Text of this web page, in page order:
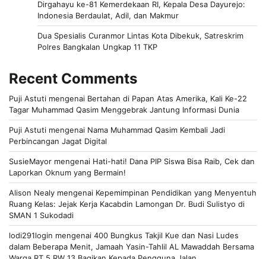
Dirgahayu ke-81 Kemerdekaan RI, Kepala Desa Dayurejo:
Indonesia Berdaulat, Adil, dan Makmur
Dua Spesialis Curanmor Lintas Kota Dibekuk, Satreskrim
Polres Bangkalan Ungkap 11 TKP
Recent Comments
Puji Astuti mengenai Bertahan di Papan Atas Amerika, Kali Ke-22
Tagar Muhammad Qasim Menggebrak Jantung Informasi Dunia
Puji Astuti mengenai Nama Muhammad Qasim Kembali Jadi
Perbincangan Jagat Digital
SusieMayor mengenai Hati-hati! Dana PIP Siswa Bisa Raib, Cek dan
Laporkan Oknum yang Bermain!
Alison Nealy mengenai Kepemimpinan Pendidikan yang Menyentuh
Ruang Kelas: Jejak Kerja Kacabdin Lamongan Dr. Budi Sulistyo di
SMAN 1 Sukodadi
lodi291login mengenai 400 Bungkus Takjil Kue dan Nasi Ludes
dalam Beberapa Menit, Jamaah Yasin-Tahlil AL Mawaddah Bersama